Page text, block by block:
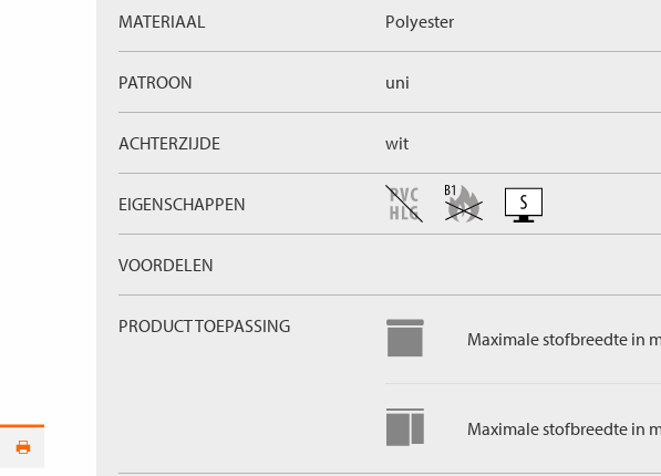
MATERIAAL Polyester
PATROON uni
ACHTERZIJDE wit
EIGENSCHAPPEN
VOORDELEN
PRODUCT TOEPASSING
Maximale stofbreedte in
Maximale stofbreedte in